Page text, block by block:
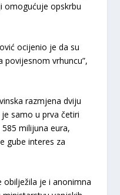
omogućuje opskrbu
ocijenio je da su
povijesnom vrhuncu”,
razmjena dviju
samo u prva četiri
milijuna eura,
gube interes za
je i anonimna